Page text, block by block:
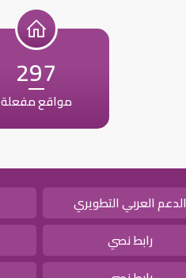
297
مواقع مفعلة
الدعم العربي التطويري
رابط نصي